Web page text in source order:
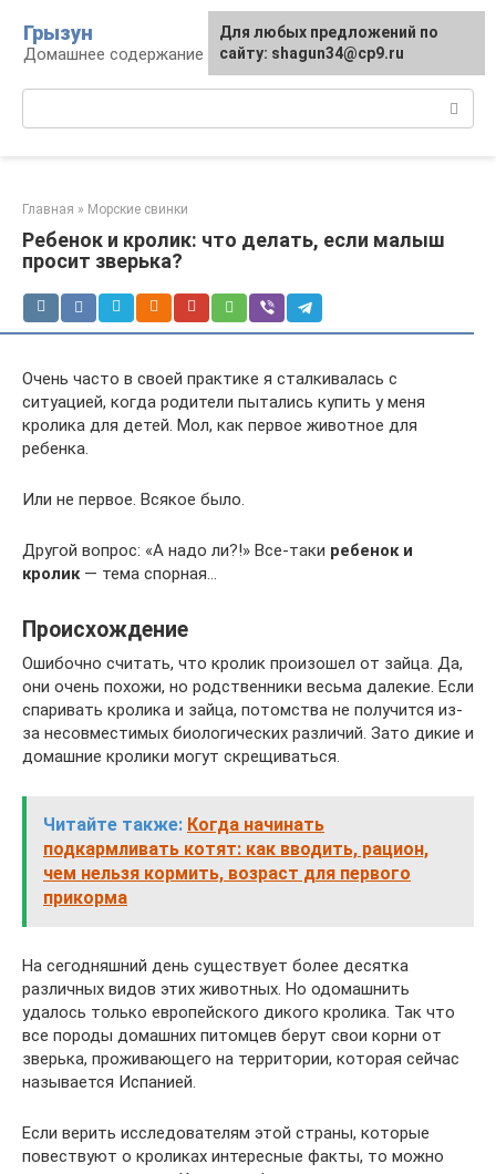
контенту
Грызун
Домашнее содержание грызунов
Главная » Морские свинки
Ребенок и кролик: что делать, если малыш
просит зверька?
Очень часто в своей практике я сталкивалась с
ситуацией, когда родители пытались купить у меня
кролика для детей. Мол, как первое животное для
ребенка.
Или не первое. Всякое было.
Другой вопрос: «А надо ли?!» Все-таки ребенок и
кролик— тема спорная…
Происхождение
Ошибочно считать, что кролик произошел от зайца. Да,
они очень похожи, но родственники весьма далекие. Если
спаривать кролика и зайца, потомства не получится из-
за несовместимых биологических различий. Зато дикие и
домашние кролики могут скрещиваться.
Читайте также: Когда начинать
подкармливать котят: как вводить, рацион,
чем нельзя кормить, возраст для первого
прикорма
На сегодняшний день существует более десятка
различных видов этих животных. Но одомашнить
удалось только европейского дикого кролика. Так что
все породы домашних питомцев берут свои корни от
зверька, проживающего на территории, которая сейчас
называется Испанией.
Если верить исследователям этой страны, которые
повествуют о кроликах интересные факты, то можно
Для любых предложений по
сайту: shagun34@cp9.ru